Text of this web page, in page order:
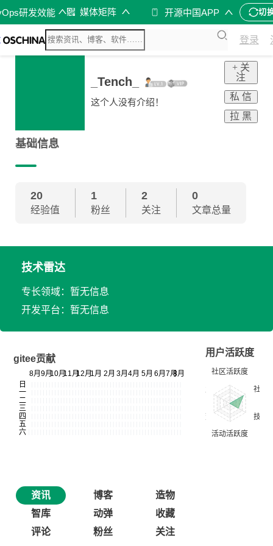
研发效能 媒体矩阵 开源中国APP 切
登录
_Tench_
这个人没有介绍！
+ 关
注
私 信
拉 黑
基础信息
20
经验值
1
粉丝
2
关注
0
文章总量
技术雷达
专长领域：暂无信息
开发平台：暂无信息
gitee贡献
用户活跃度
资讯 博客
造物
智库
动弹
收藏
评论
粉丝 关注